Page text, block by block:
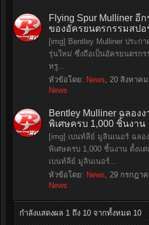
Flying Spur Mulliner อี
ของอัครยนตรกรรมสป
[img] Bentley Mulliner ประก
รุ่นใหม่ ซึ่งถือเป็นอัครยนตรก
หรู...
หัวข้อโดย: News, 20 สิงหาคม
News
Bentley Mulliner ฉลอง
พิเศษครบ 1,000 ชิ้นงาน
[img] เบนท์ลีย์ มูลินเนอร์ ฉล
พิเศษครบ 1,000 ชิ้นงาน ตั้งแ
เบนท์ลีย์ มูลินเนอร์...
หัวข้อโดย: News, 29 กรกฎา
News
กำลังแสดงผล 1 ถึง 10 จากทั้งหมด 10